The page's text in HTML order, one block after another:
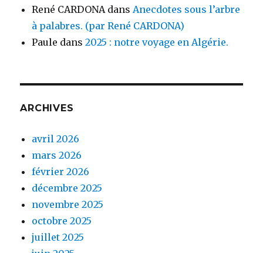
René CARDONAdansAnecdotes sous l’arbre
à palabres. (par René CARDONA)
Paule dans2025 : notre voyage en Algérie.
ARCHIVES
avril 2026
mars 2026
février 2026
décembre 2025
novembre 2025
octobre 2025
juillet 2025